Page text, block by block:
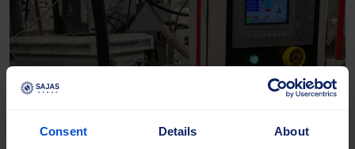
Consent Details About